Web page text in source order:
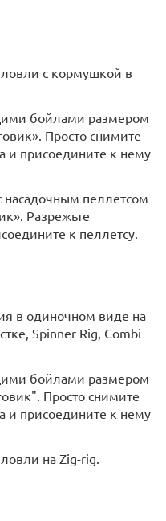
с кормушкой в
бойлами размером
Просто снимите
и присоедините к нему
насадочным пеллетсом
Разрежьте
к пеллетсу.
в одиночном виде на
Spinner Rig, Combi
бойлами размером
Просто снимите
и присоедините к нему
на Zig-rig.